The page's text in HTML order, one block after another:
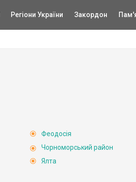
Регіони України Закордон
Феодосія
Чорноморський район
Ялта